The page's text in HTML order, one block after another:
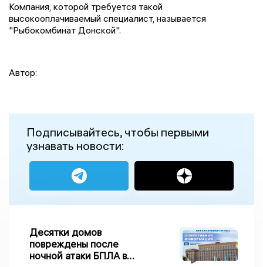
Компания, которой требуется такой
высокооплачиваемый специалист, называется
"Рыбокомбинат Донской".
Автор:
Подписывайтесь, чтобы первыми
узнавать новости:
Десятки домов
повреждены после
ночной атаки БПЛА в